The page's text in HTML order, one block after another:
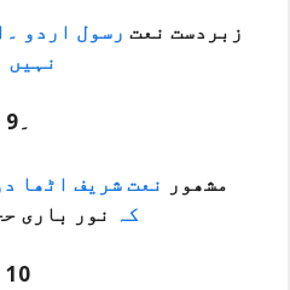
زبردست نعت رسول اردو
نہیں
9۔
مشھور نعت شریف اٹھا
کہ نور باری
10